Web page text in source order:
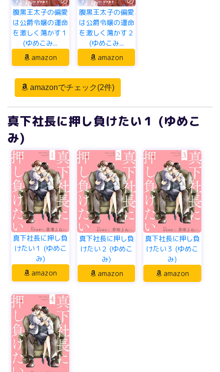
腹黒王太子の偏愛
は公爵令嬢の運命
を激しく蕩かす１
(ゆめこみ...
amazon
腹黒王太子の偏愛
は公爵令嬢の運命
を激しく蕩かす２
(ゆめこみ...
amazon
amazonでチェック(2件)
真下社長に押し負けたい１ (ゆめこ
み)
真下社長に押し負
けたい１ (ゆめこ
み)
amazon
真下社長に押し負
けたい２ (ゆめこ
み)
amazon
真下社長に押し負
けたい３ (ゆめこ
み)
amazon